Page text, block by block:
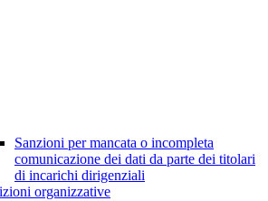
Sanzioni per mancata o incompleta
comunicazione dei dati da parte dei titolari
di incarichi dirigenziali
organizzative